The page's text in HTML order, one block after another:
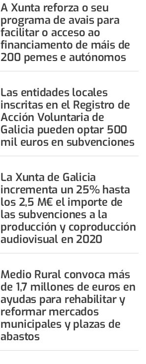
A Xunta reforza o seu
programa de avais para
facilitar o acceso ao
financiamento de máis de
200 pemes e autónomos
Las entidades locales
inscritas en el Registro de
Acción Voluntaria de
Galicia pueden optar 500
mil euros en subvenciones
La Xunta de Galicia
incrementa un 25% hasta
los 2,5 M€ el importe de
las subvenciones a la
producción y coproducción
audiovisual en 2020
Medio Rural convoca más
de 1,7 millones de euros en
ayudas para rehabilitar y
reformar mercados
municipales y plazas de
abastos